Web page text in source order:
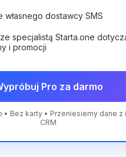
własnego dostawcy SMS
specjalistą Starta.one
i promocji
Pro za darmo
• Bez karty • Przeniesiemy dane z
CRM